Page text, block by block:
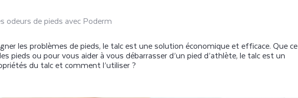
odeurs de pieds avec Poderm
les problèmes de pieds, le talc est une solution économique et efficace. Que ce
pieds ou pour vous aider à vous débarrasser d’un pied d’athlète, le talc est un
du talc et comment l’utiliser ?